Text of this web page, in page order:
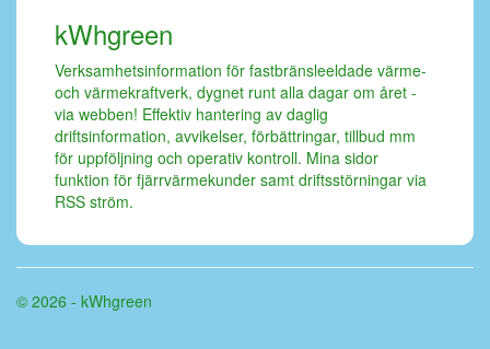
kWhgreen
Verksamhetsinformation för fastbränsleeldade värme-
och värmekraftverk, dygnet runt alla dagar om året -
via webben! Effektiv hantering av daglig
driftsinformation, avvikelser, förbättringar, tillbud mm
för uppföljning och operativ kontroll. Mina sidor
funktion för fjärrvärmekunder samt driftsstörningar via
RSS ström.
© 2026 - kWhgreen